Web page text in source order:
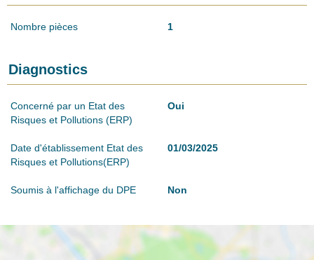
Nombre pièces 1
Diagnostics
Concerné par un Etat des
Risques et Pollutions (ERP)
Oui
Date d'établissement Etat des
Risques et Pollutions(ERP)
01/03/2025
Soumis à l'affichage du DPE Non